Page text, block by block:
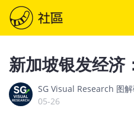
新加坡银发经济
SG Visual Research 图
05-26